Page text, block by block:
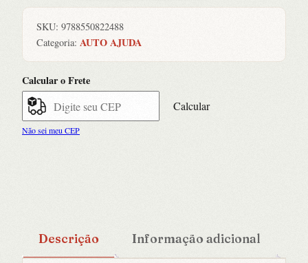
Poder
Calado
em
Um
Mundo
SKU: 9788550822488
Categoria: AUTO AJUDA
Calcular o Frete
Calcular
Não sei meu CEP
Descrição Informação adicional